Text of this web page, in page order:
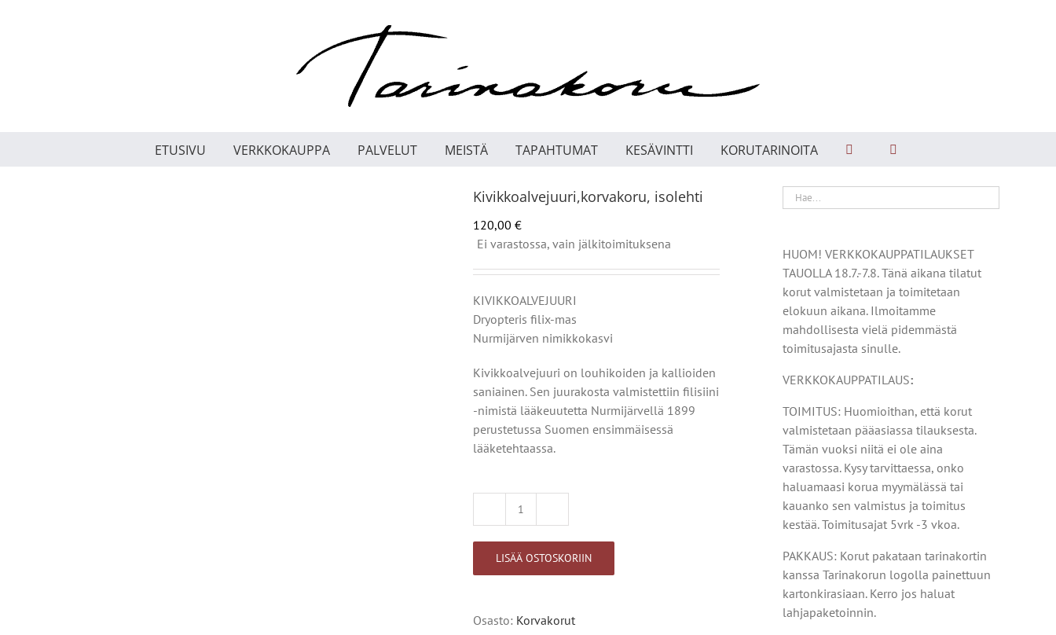
ETUSIVU VERKKOKAUPPA PALVELUT MEISTÄ TAPAHTUMAT KESÄVINTTI KORUTARINOITA
Kivikkoalvejuuri,korvakoru, isolehti
120,00 €
Ei varastossa, vain jälkitoimituksena
KIVIKKOALVEJUURI
Dryopteris filix-mas
Nurmijärven nimikkokasvi
Kivikkoalvejuuri on louhikoiden ja kallioiden
saniainen. Sen juurakosta valmistettiin filisiini
-nimistä lääkeuutetta Nurmijärvellä 1899
perustetussa Suomen ensimmäisessä
lääketehtaassa.
Kivikkoalvejuuri,korvakoru,
määrä
LISÄÄ OSTOSKORIIN
Osasto: Korvakorut
HUOM! VERKKOKAUPPATILAUKSET
TAUOLLA 18.7.-7.8. Tänä aikana tilatut
korut valmistetaan ja toimitetaan
elokuun aikana. Ilmoitamme
mahdollisesta vielä pidemmästä
toimitusajasta sinulle.
VERKKOKAUPPATILAUS:
TOIMITUS: Huomioithan, että korut
valmistetaan pääasiassa tilauksesta.
Tämän vuoksi niitä ei ole aina
varastossa. Kysy tarvittaessa, onko
haluamaasi korua myymälässä tai
kauanko sen valmistus ja toimitus
kestää. Toimitusajat 5vrk -3 vkoa.
PAKKAUS: Korut pakataan tarinakortin
kanssa Tarinakorun logolla painettuun
kartonkirasiaan. Kerro jos haluat
lahjapaketoinnin.